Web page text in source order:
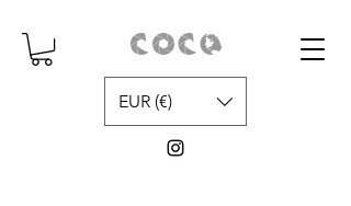
EUR (€)